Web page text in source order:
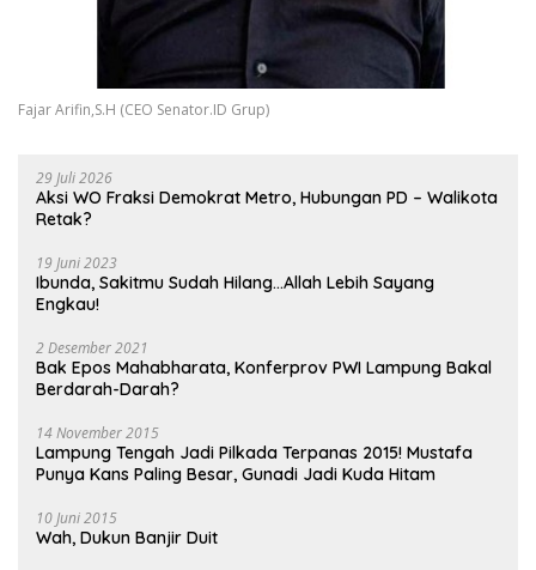
Fajar Arifin,S.H (CEO Senator.ID Grup)
29 Juli 2026
Aksi WO Fraksi Demokrat Metro, Hubungan PD – Walikota
Retak?
19 Juni 2023
Ibunda, Sakitmu Sudah Hilang…Allah Lebih Sayang
Engkau!
2 Desember 2021
Bak Epos Mahabharata, Konferprov PWI Lampung Bakal
Berdarah-Darah?
14 November 2015
Lampung Tengah Jadi Pilkada Terpanas 2015! Mustafa
Punya Kans Paling Besar, Gunadi Jadi Kuda Hitam
10 Juni 2015
Wah, Dukun Banjir Duit